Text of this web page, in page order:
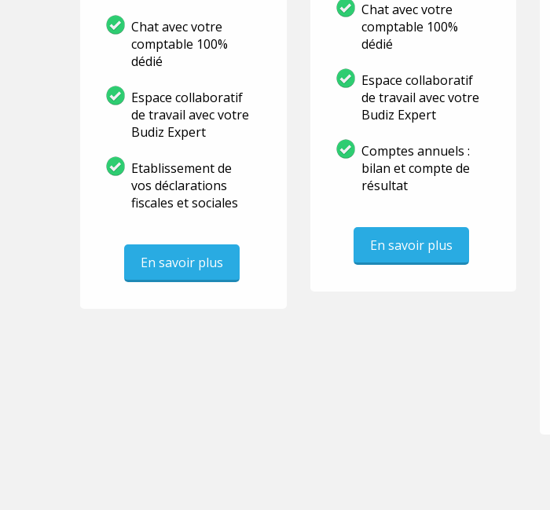
Chat avec votre
comptable 100%
dédié
Espace collaboratif
de travail avec votre
Budiz Expert
Etablissement de
vos déclarations
fiscales et sociales
En savoir plus
Chat avec votre
comptable 100%
dédié
Espace collaboratif
de travail avec votre
Budiz Expert
Comptes annuels :
bilan et compte de
résultat
En savoir plus